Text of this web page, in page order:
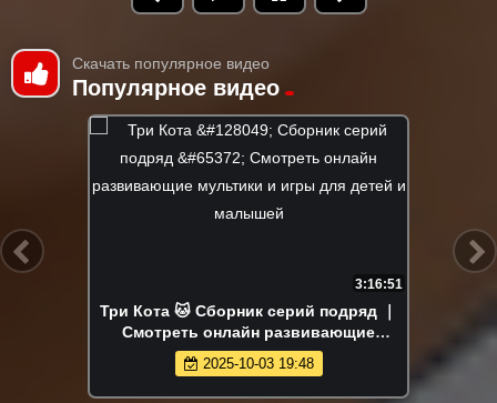
Скачать популярное видео
Популярное видео
3:16:51
Три Кота 🐱 Сборник серий подряд ｜
Смотреть онлайн развивающие
мультики и игры для детей и малышей
2025-10-03 19:48